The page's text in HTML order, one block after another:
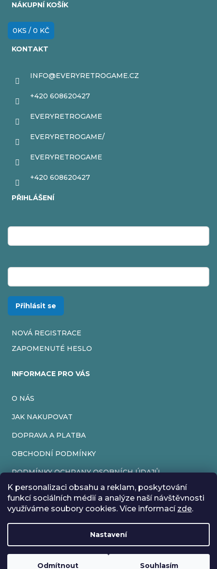
K personalizaci obsahu a reklam, poskytování
funkcí sociálních médií a analýze naší návštěvnosti
využíváme soubory cookies. Více informací zde.
Nastavení
Odmítnout Souhlasím
Rádi bychom vás informovali, že od 17. 7. do 24. 7. včetně
máme z důvodu dovolené zavřeno. Všechny objednávky
budou vyřízeny co nejdříve od 27. 7. :) Přejeme vám krásné
NÁKUPNÍ KOŠÍK
0KS / 0 KČ
KONTAKT
INFO@EVERYRETROGAME.CZ
+420 608620427
EVERYRETROGAME
EVERYRETROGAME/
EVERYRETROGAME
+420 608620427
PŘIHLÁŠENÍ
Přihlásit se
NOVÁ REGISTRACE
ZAPOMENUTÉ HESLO
INFORMACE PRO VÁS
O NÁS
JAK NAKUPOVAT
DOPRAVA A PLATBA
OBCHODNÍ PODMÍNKY
PODMÍNKY OCHRANY OSOBNÍCH ÚDAJŮ
VRÁCENÍ ZBOŽÍ
REKLAMACE
Vytvořil Shoptet
Copyright 2026EveryRetroGame. Všechna práva vyhrazena.
Upravit nastavení cookies
Loading